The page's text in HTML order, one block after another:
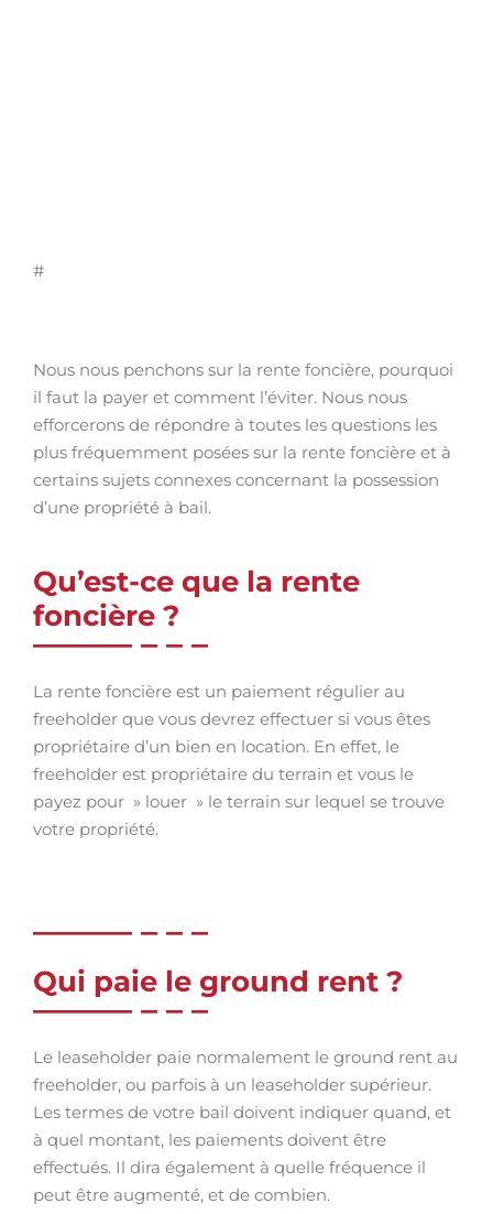
#
Nous nous penchons sur la rente foncière, pourquoi
il faut la payer et comment l’éviter. Nous nous
efforcerons de répondre à toutes les questions les
plus fréquemment posées sur la rente foncière et à
certains sujets connexes concernant la possession
d’une propriété à bail.
Qu’est-ce que la rente
foncière ?
La rente foncière est un paiement régulier au
freeholder que vous devrez effectuer si vous êtes
propriétaire d’un bien en location. En effet, le
freeholder est propriétaire du terrain et vous le
payez pour » louer » le terrain sur lequel se trouve
votre propriété.
Qui paie le ground rent ?
Le leaseholder paie normalement le ground rent au
freeholder, ou parfois à un leaseholder supérieur.
Les termes de votre bail doivent indiquer quand, et
à quel montant, les paiements doivent être
effectués. Il dira également à quelle fréquence il
peut être augmenté, et de combien.